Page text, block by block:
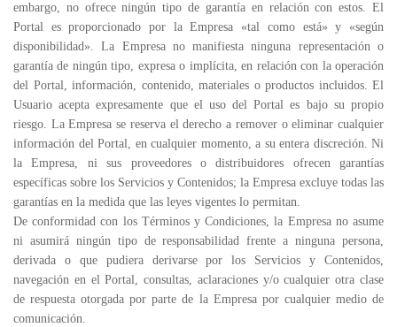
embargo, no ofrece ningún tipo de garantía en relación con estos. El
Portal es proporcionado por la Empresa «tal como está» y «según
disponibilidad». La Empresa no manifiesta ninguna representación o
garantía de ningún tipo, expresa o implícita, en relación con la operación
del Portal, información, contenido, materiales o productos incluidos. El
Usuario acepta expresamente que el uso del Portal es bajo su propio
riesgo. La Empresa se reserva el derecho a remover o eliminar cualquier
información del Portal, en cualquier momento, a su entera discreción. Ni
la Empresa, ni sus proveedores o distribuidores ofrecen garantías
específicas sobre los Servicios y Contenidos; la Empresa excluye todas las
garantías en la medida que las leyes vigentes lo permitan.
De conformidad con los Términos y Condiciones, la Empresa no asume
ni asumirá ningún tipo de responsabilidad frente a ninguna persona,
derivada o que pudiera derivarse por los Servicios y Contenidos,
navegación en el Portal, consultas, aclaraciones y/o cualquier otra clase
de respuesta otorgada por parte de la Empresa por cualquier medio de
comunicación.